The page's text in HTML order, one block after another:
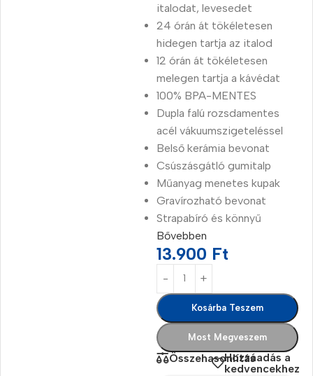
italodat, levesedet
24 órán át tökéletesen
hidegen tartja az italod
12 órán át tökéletesen
melegen tartja a kávédat
100% BPA-MENTES
Dupla falú rozsdamentes
acél vákuumszigeteléssel
Belső kerámia bevonat
Csúszásgátló gumitalp
Műanyag menetes kupak
Gravírozható bevonat
Strapabíró és könnyű
Bővebben
13.900 Ft
Kosárba Teszem
Most Megveszem
ÖsszehasonlításHozzáadás a
kedvencekhez